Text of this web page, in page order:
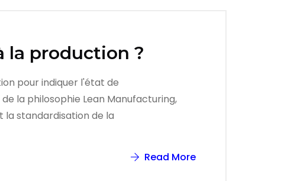
la production ?
pour indiquer l'état de
la philosophie Lean Manufacturing,
standardisation de la
Read More